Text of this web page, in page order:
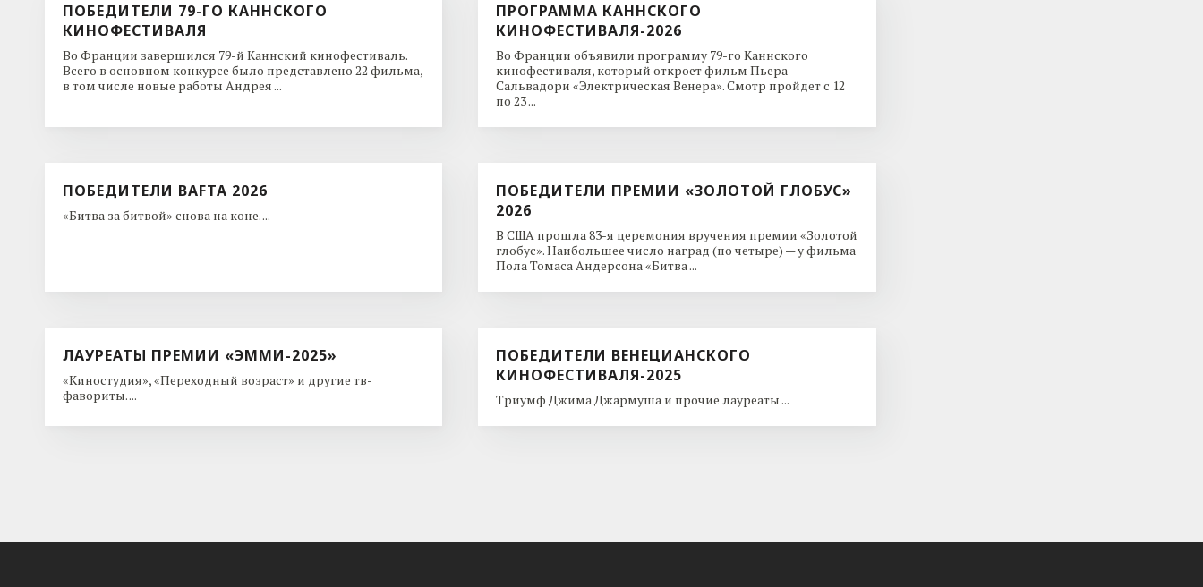
ПОБЕДИТЕЛИ 79-ГО КАННСКОГО
КИНОФЕСТИВАЛЯ
Во Франции завершился 79-й Каннский кинофестиваль.
Всего в основном конкурсе было представлено 22 фильма,
в том числе новые работы Андрея ...
ПРОГРАММА КАННСКОГО
КИНОФЕСТИВАЛЯ-2026
Во Франции объявили программу 79-го Каннского
кинофестиваля, который откроет фильм Пьера
Сальвадори «Электрическая Венера». Смотр пройдет с 12
по 23 ...
ПОБЕДИТЕЛИ BAFTA 2026
«Битва за битвой» снова на коне. ...
ПОБЕДИТЕЛИ ПРЕМИИ «ЗОЛОТОЙ ГЛОБУС»
2026
В США прошла 83-я церемония вручения премии «Золотой
глобус». Наибольшее число наград (по четыре) — у фильма
Пола Томаса Андерсона «Битва ...
ЛАУРЕАТЫ ПРЕМИИ «ЭММИ-2025»
«Киностудия», «Переходный возраст» и другие тв-
фавориты. ...
ПОБЕДИТЕЛИ ВЕНЕЦИАНСКОГО
КИНОФЕСТИВАЛЯ-2025
Триумф Джима Джармуша и прочие лауреаты ...